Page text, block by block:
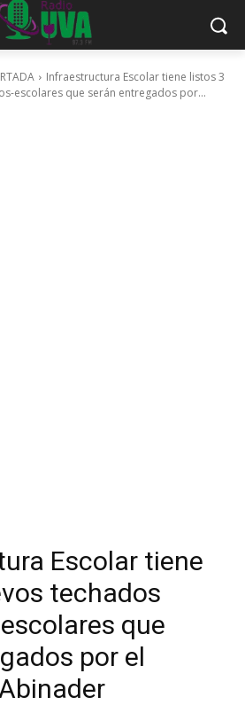
Infraestructura Escolar tiene listos 3
escolares que serán entregados por...
Escolar tiene
techados
que
por el